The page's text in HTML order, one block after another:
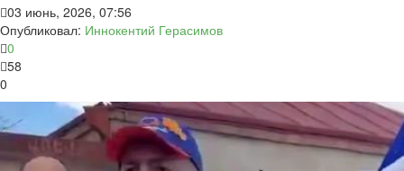
03 июнь, 2026, 07:56
Опубликовал: Иннокентий Герасимов
0
58
0